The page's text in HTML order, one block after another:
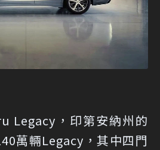
Legacy，印第安納州的
萬輛Legacy，其中四門